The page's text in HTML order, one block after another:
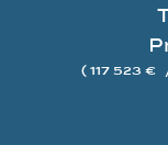
( 117 523 €